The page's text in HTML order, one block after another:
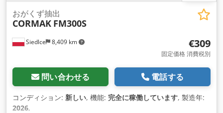
Siedlce 8,409 km
おがくず抽出
CORMAK FM300S
€309
固定価格 消費税別
問い合わせる 電話する
コンディション: 新しい, 機能: 完全に稼働しています, 製造年:
2026,